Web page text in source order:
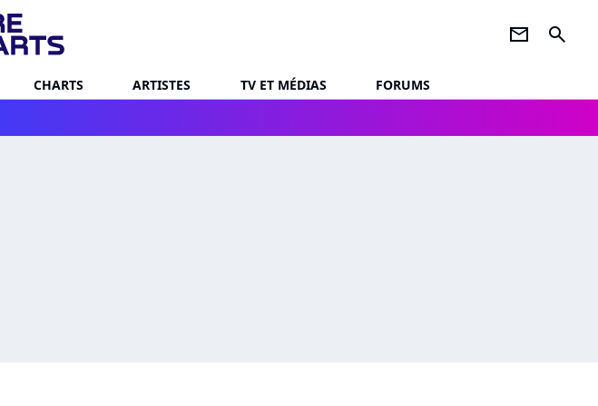
newsletter search
CHARTS ARTISTES TV ET MÉDIAS
FORUMS